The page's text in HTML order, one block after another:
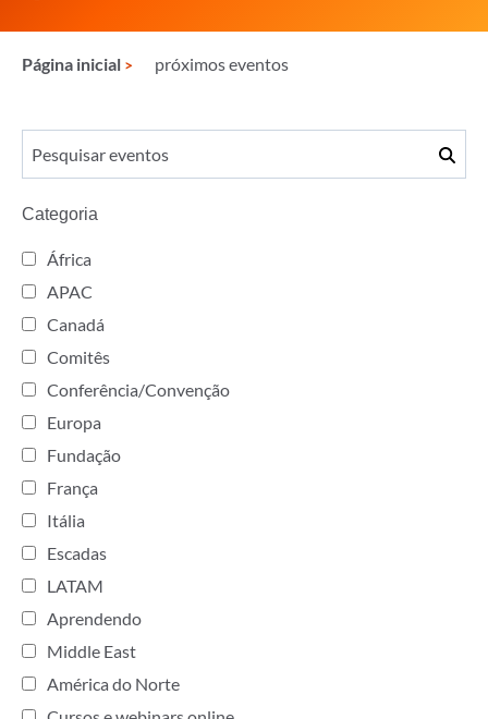
Página inicial próximos eventos
Categoria
África
APAC
Canadá
Comitês
Conferência/Convenção
Europa
Fundação
França
Itália
Escadas
LATAM
Aprendendo
Middle East
América do Norte